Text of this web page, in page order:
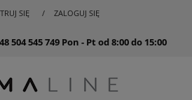
SIĘ ZALOGUJ SIĘ
504 545 749 Pon - Pt od 8:00 do 15:00